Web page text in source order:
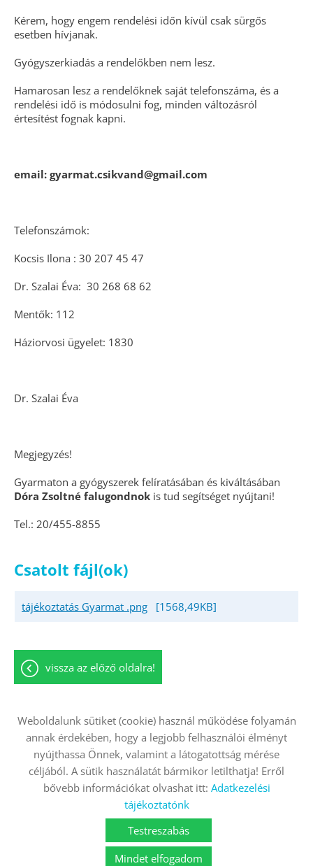
Kérem, hogy engem rendelési időn kívül csak sürgős
esetben hívjanak.
Gyógyszerkiadás a rendelőkben nem lesz.
Hamarosan lesz a rendelőknek saját telefonszáma, és a
rendelési idő is módosulni fog, minden változásról
értesítést fognak kapni.
email: gyarmat.csikvand@gmail.com
Telefonszámok:
Kocsis Ilona : 30 207 45 47
Dr. Szalai Éva: 30 268 68 62
Mentők: 112
Háziorvosi ügyelet: 1830
Dr. Szalai Éva
Megjegyzés!
Gyarmaton a gyógyszerek felíratásában és kiváltásában
Dóra Zsoltné falugondnok is tud segítséget nyújtani!
Tel.: 20/455-8855
Csatolt fájl(ok)
tájékoztatás Gyarmat .png [1568,49KB]
vissza az előző oldalra!
© 2026 - Minden jog fenntartva
Oldal információk
Adatkezelési tájékoztató
Impresszum
Sütik kezelése
Akadálymentesítési nyilatkozat
Mindet elfogadom
Testreszabás
Weboldalunk sütiket (cookie) használ működése folyamán
annak érdekében, hogy a legjobb felhasználói élményt
nyújthassa Önnek, valamint a látogatottság mérése
céljából. A sütik használatát bármikor letilthatja! Erről
bővebb információkat olvashat itt: Adatkezelési
tájékoztatónk